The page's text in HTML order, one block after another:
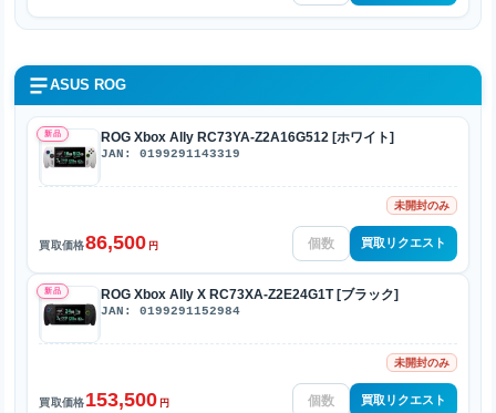
ASUS ROG
新品 ROG Xbox Ally RC73YA-Z2A16G512 [ホワイト]
JAN: 0199291143319
未開封のみ
買取価格86,500 円 買取リクエスト
新品 ROG Xbox Ally X RC73XA-Z2E24G1T [ブラック]
JAN: 0199291152984
未開封のみ
買取価格153,500 円 買取リクエスト